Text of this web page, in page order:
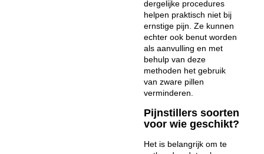
dergelijke procedures
helpen praktisch niet bij
ernstige pijn. Ze kunnen
echter ook benut worden
als aanvulling en met
behulp van deze
methoden het gebruik
van zware pillen
verminderen.
Pijnstillers soorten
voor wie geschikt?
Het is belangrijk om te